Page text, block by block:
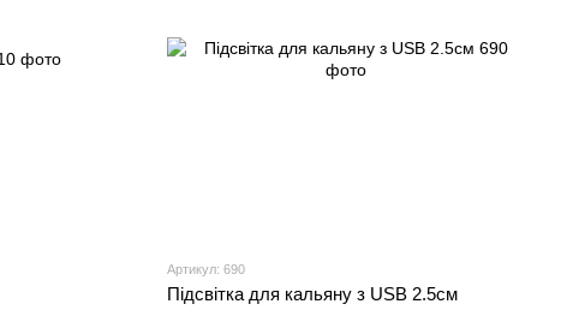
Артикул: 690
Підсвітка для кальяну з USB 2.5см